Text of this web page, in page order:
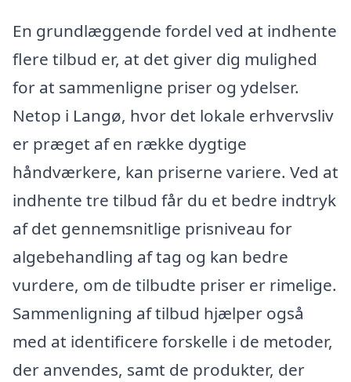
En grundlæggende fordel ved at indhente
flere tilbud er, at det giver dig mulighed
for at sammenligne priser og ydelser.
Netop i Langø, hvor det lokale erhvervsliv
er præget af en række dygtige
håndværkere, kan priserne variere. Ved at
indhente tre tilbud får du et bedre indtryk
af det gennemsnitlige prisniveau for
algebehandling af tag og kan bedre
vurdere, om de tilbudte priser er rimelige.
Sammenligning af tilbud hjælper også
med at identificere forskelle i de metoder,
der anvendes, samt de produkter, der